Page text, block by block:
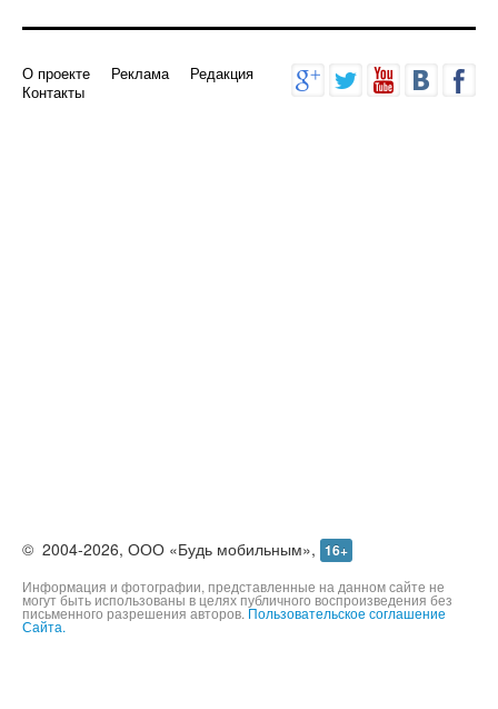
©2004-2026,ООО «Будь мобильным», 16+
Информация и фотографии, представленные на данном сайте не
могут быть использованы в целях публичного воспроизведения без